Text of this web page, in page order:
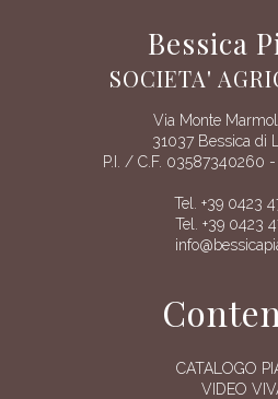
Bessica
SOCIETA'
Via Monte
31037 Bessica di
P.I. / C.F. 03587340260
Tel. +39 0423
Tel. +39 0423
CATALOGO
VIDEO